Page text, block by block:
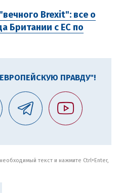
Brexit": все о
Британии с ЕС по
ПРАВДУ"!
текст и нажмите Ctrl+Enter,